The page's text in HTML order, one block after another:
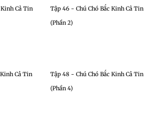
Cả Tin
Tập 46 - Chú Chó Bắc Kinh Cả Tin
(Phần 2)
Cả Tin
Tập 48 - Chú Chó Bắc Kinh Cả Tin
(Phần 4)